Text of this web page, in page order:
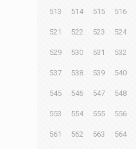
513 514 515 516
521 522 523 524
529 530 531 532
537 538 539 540
545 546 547 548
553 554 555 556
561 562 563 564